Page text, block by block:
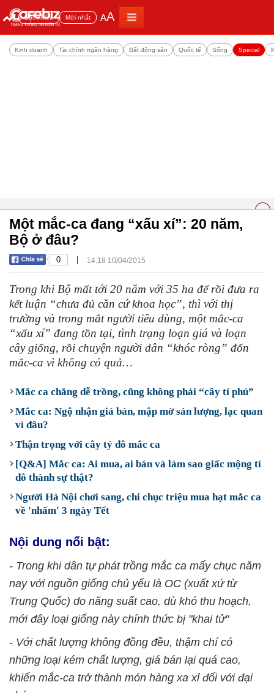
Đọc nhiều Mới nhất AA
Kinh doanh Tài chính ngân hàng Bất động sản Quốc tế Sống Special
Một mắc-ca đang “xấu xí”: 20 năm,
Bộ ở đâu?
0 | 14:18 10/04/2015
Trong khi Bộ mất tới 20 năm với 35 ha để rồi đưa ra
kết luận “chưa đủ căn cứ khoa học”, thì với thị
trường và trong mắt người tiêu dùng, một mắc-ca
“xấu xí” đang tồn tại, tình trạng loạn giá và loạn
cây giống, rồi chuyện người dân “khóc ròng” đốn
mắc-ca vì không có quả…
Mắc ca chẳng dễ trồng, cũng không phải “cây tỉ phú”
Mắc ca: Ngộ nhận giá bán, mập mờ sản lượng, lạc quan
vì đâu?
Thận trọng với cây tỷ đô mắc ca
[Q&A] Mắc ca: Ai mua, ai bán và làm sao giấc mộng tỉ
đô thành sự thật?
Người Hà Nội chơi sang, chi chục triệu mua hạt mắc ca
về 'nhấm' 3 ngày Tết
Nội dung nổi bật:
- Trong khi dân tự phát trồng mắc ca mấy chục năm
nay với nguồn giống chủ yếu là OC (xuất xứ từ
Trung Quốc) do năng suất cao, dù khó thu hoạch,
mới đây loại giống này chính thức bị "khai tử"
- Với chất lượng không đồng đều, thậm chí có
những loại kém chất lượng, giá bán lại quá cao,
khiến mắc-ca trở thành món hàng xa xỉ đối với đại